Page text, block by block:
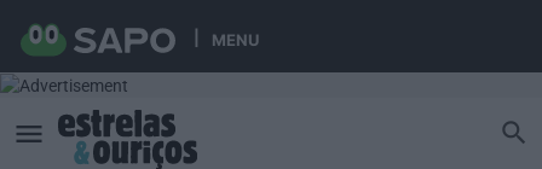
MENU